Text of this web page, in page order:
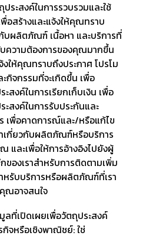
ประสงค์ในการรวบรวมและใช้
พื่อสร้างและแจ้งให้คุณทราบ
บผลิตภัณฑ์ เนื้อหา และบริการที่
ความต้องการของคุณมากขึ้น
งให้คุณทราบถึงประกาศ โปรโม
กิจกรรมที่จะเกิดขึ้น เพื่อ
ะสงค์ในการเรียกเก็บเงิน เพื่อ
ะสงค์ในการรับประกันและ
เพื่อคาดการณ์และ/หรือแก้ไข
กี่ยวกับผลิตภัณฑ์หรือบริการ
และเพื่อให้การอ้างอิงไปยังผู้
ของเราสำหรับการติดตามเพิ่ม
หรับบริการหรือผลิตภัณฑ์ที่เรา
ณอาจสนใจ
ลที่เปิดเผยเพื่อวัตถุประสงค์
กิจหรือเชิงพาณิชย์: ใช่